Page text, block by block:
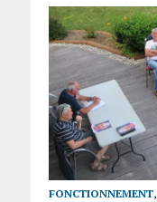
FONCTIONNEMENT,